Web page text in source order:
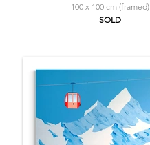
100 x 100 cm (framed)
SOLD